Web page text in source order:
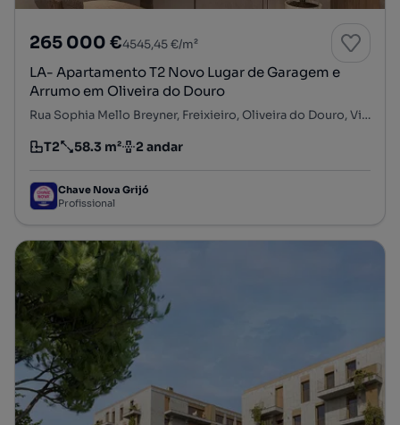
265 000 €4545,45 €/m²
LA- Apartamento T2 Novo Lugar de Garagem e
Arrumo em Oliveira do Douro
Rua Sophia Mello Breyner, Freixieiro, Oliveira do Douro, Vila Nova de Gaia, Porto
Tipologia
T2
Preço por metro quadrado
58.3 m²
Andar 2 andar
Chave Nova Grijó
Profissional